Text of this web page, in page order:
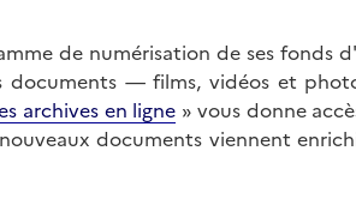
de numérisation de ses fonds
documents — films, vidéos et
archives en ligne » vous donne
documents viennent